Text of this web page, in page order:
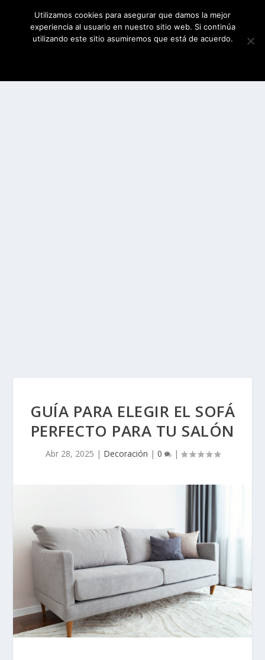
GUÍA PARA ELEGIR EL SOFÁ
PERFECTO PARA TU SALÓN
Abr 28, 2025 | Decoración | 0 |
Utilizamos cookies para asegurar que damos la mejor
experiencia al usuario en nuestro sitio web. Si continúa
utilizando este sitio asumiremos que está de acuerdo.